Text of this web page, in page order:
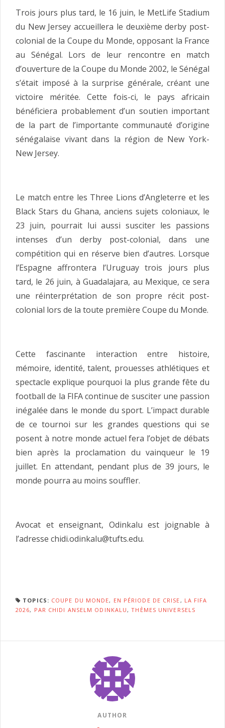
Trois jours plus tard, le 16 juin, le MetLife Stadium
du New Jersey accueillera le deuxième derby post-
colonial de la Coupe du Monde, opposant la France
au Sénégal. Lors de leur rencontre en match
d’ouverture de la Coupe du Monde 2002, le Sénégal
s’était imposé à la surprise générale, créant une
victoire méritée. Cette fois-ci, le pays africain
bénéficiera probablement d’un soutien important
de la part de l’importante communauté d’origine
sénégalaise vivant dans la région de New York-
New Jersey.
Le match entre les Three Lions d’Angleterre et les
Black Stars du Ghana, anciens sujets coloniaux, le
23 juin, pourrait lui aussi susciter les passions
intenses d’un derby post-colonial, dans une
compétition qui en réserve bien d’autres. Lorsque
l’Espagne affrontera l’Uruguay trois jours plus
tard, le 26 juin, à Guadalajara, au Mexique, ce sera
une réinterprétation de son propre récit post-
colonial lors de la toute première Coupe du Monde.
Cette fascinante interaction entre histoire,
mémoire, identité, talent, prouesses athlétiques et
spectacle explique pourquoi la plus grande fête du
football de la FIFA continue de susciter une passion
inégalée dans le monde du sport. L’impact durable
de ce tournoi sur les grandes questions qui se
posent à notre monde actuel fera l’objet de débats
bien après la proclamation du vainqueur le 19
juillet. En attendant, pendant plus de 39 jours, le
monde pourra au moins souffler.
Avocat et enseignant, Odinkalu est joignable à
l’adresse chidi.odinkalu@tufts.edu.
TOPICS: COUPE DU MONDE, EN PÉRIODE DE CRISE, LA FIFA
2026, PAR CHIDI ANSELM ODINKALU,THÈMES UNIVERSELS
AUTHOR